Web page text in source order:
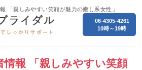
「親しみやすい笑顔が魅力の癒し系女性」
06-4305-4261
10時～19時
情報 「親しみやすい笑顔